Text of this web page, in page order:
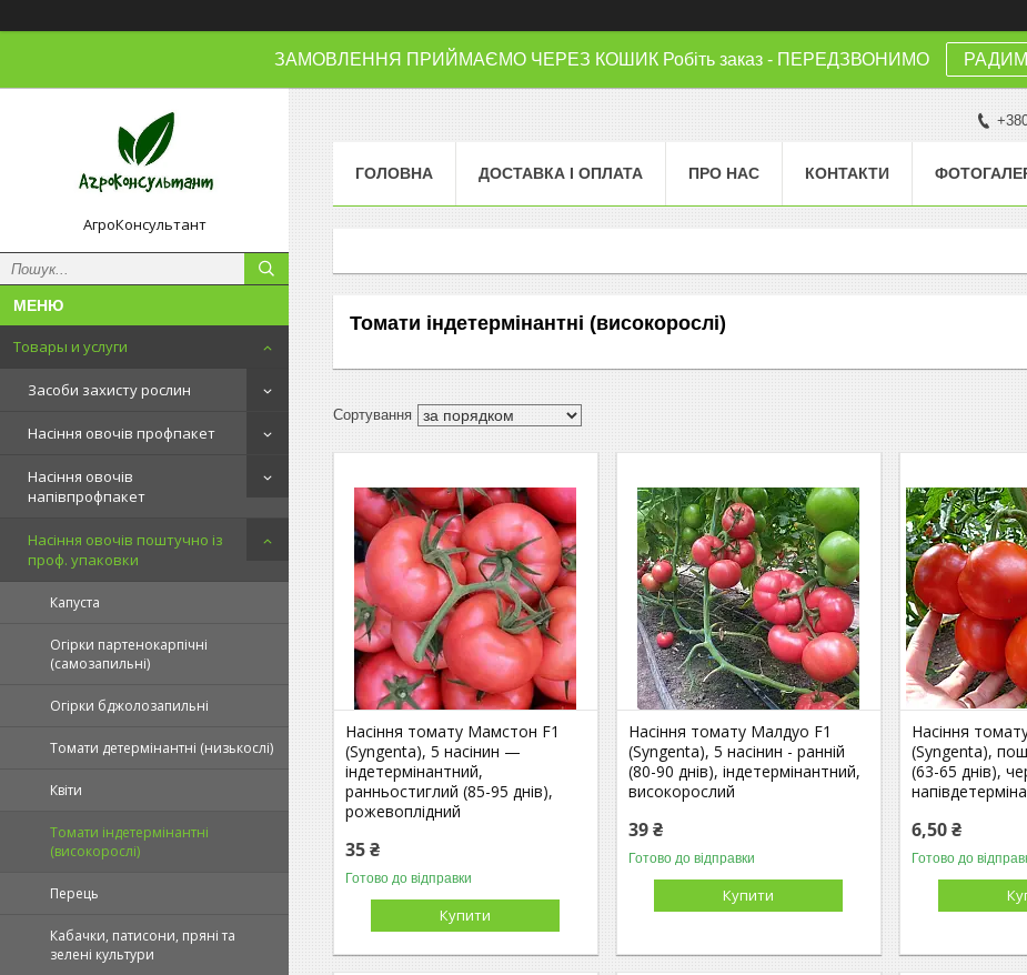
ЗАМОВЛЕННЯ ПРИЙМАЄМО ЧЕРЕЗ КОШИК Робіть заказ - ПЕРЕДЗВОНИМО
АгроКонсультант
Товары и услуги
Засоби захисту рослин
Насіння овочів профпакет
Насіння овочів
напівпрофпакет
Насіння овочів поштучно із
проф. упаковки
Капуста
Огірки партенокарпічні
(самозапильні)
Огірки бджолозапильні
Томати детермінантні (низькослі)
Квіти
Томати індетермінантні
(високорослі)
Перець
Кабачки, патисони, пряні та
зелені культури
ГОЛОВНА ДОСТАВКА І ОПЛАТА ПРО НАС КОНТАКТИ
Томати індетермінантні (високорослі)
Насіння томату Мамстон F1
(Syngenta), 5 насінин —
індетермінантний,
ранньостиглий (85-95 днів),
рожевоплідний
35 ₴
Готово до відправки
Купити
Насіння томату Малдуо F1
(Syngenta), 5 насінин - ранній
(80-90 днів), індетермінантний,
високорослий
39 ₴
Готово до відправки
Купити
Насіння
(Syngenta),
(63-65 днів),
6,50 ₴
Готово до